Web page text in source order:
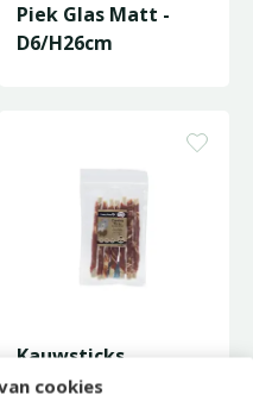
cookies
Piek Glas Matt -
D6/H26cm
Kauwsticks
Eend/Kabeljauw